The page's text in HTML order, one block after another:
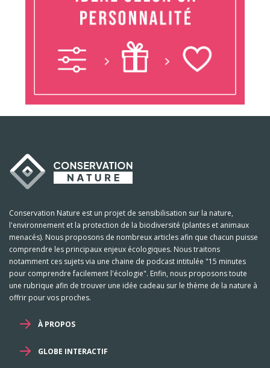
Conservation Nature est un projet de sensibilisation sur la nature,
l'environnement et la protection de la biodiversité (plantes et animaux
menacés). Nous proposons de nombreux articles afin que chacun puisse
comprendre les principaux enjeux écologiques. Nous traitons
notamment ces sujets via une chaine de podcast intitulée "15 minutes
pour comprendre facilement l'écologie". Enfin, nous proposons toute
une rubrique afin de trouver une idée cadeau sur le thème de la nature à
offrir pour vos proches.
À PROPOS
GLOBE INTERACTIF